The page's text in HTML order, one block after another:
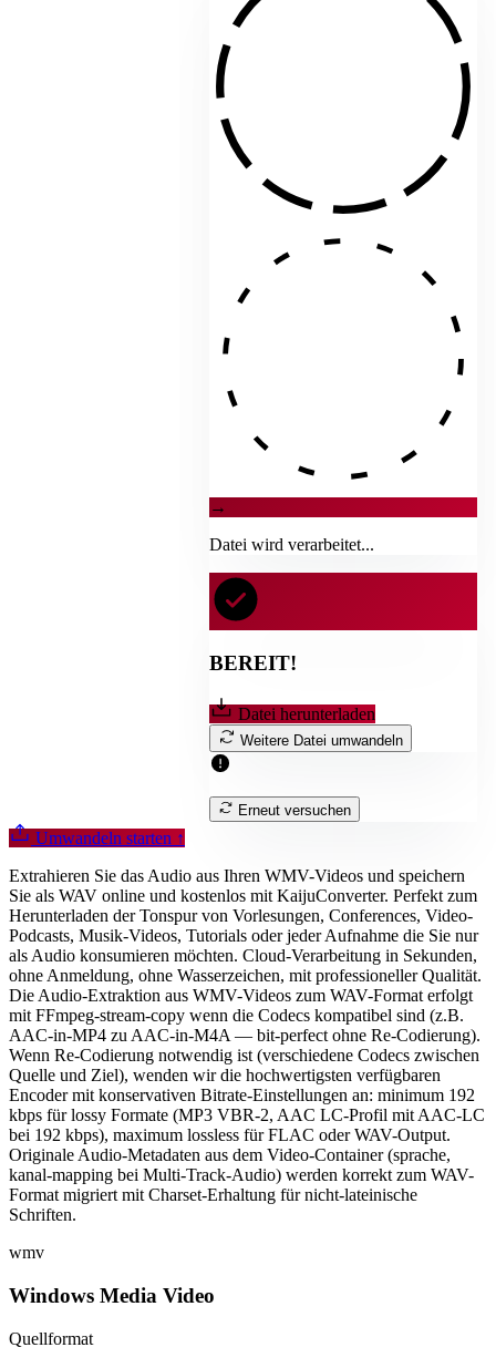
→
Datei wird verarbeitet...
BEREIT!
Datei herunterladen
Weitere Datei umwandeln
Erneut versuchen
Umwandeln starten ↑
Extrahieren Sie das Audio aus Ihren WMV-Videos und speichern
Sie als WAV online und kostenlos mit KaijuConverter. Perfekt zum
Herunterladen der Tonspur von Vorlesungen, Conferences, Video-
Podcasts, Musik-Videos, Tutorials oder jeder Aufnahme die Sie nur
als Audio konsumieren möchten. Cloud-Verarbeitung in Sekunden,
ohne Anmeldung, ohne Wasserzeichen, mit professioneller Qualität.
Die Audio-Extraktion aus WMV-Videos zum WAV-Format erfolgt
mit FFmpeg-stream-copy wenn die Codecs kompatibel sind (z.B.
AAC-in-MP4 zu AAC-in-M4A — bit-perfect ohne Re-Codierung).
Wenn Re-Codierung notwendig ist (verschiedene Codecs zwischen
Quelle und Ziel), wenden wir die hochwertigsten verfügbaren
Encoder mit konservativen Bitrate-Einstellungen an: minimum 192
kbps für lossy Formate (MP3 VBR-2, AAC LC-Profil mit AAC-LC
bei 192 kbps), maximum lossless für FLAC oder WAV-Output.
Originale Audio-Metadaten aus dem Video-Container (sprache,
kanal-mapping bei Multi-Track-Audio) werden korrekt zum WAV-
Format migriert mit Charset-Erhaltung für nicht-lateinische
Schriften.
wmv
Windows Media Video
Quellformat